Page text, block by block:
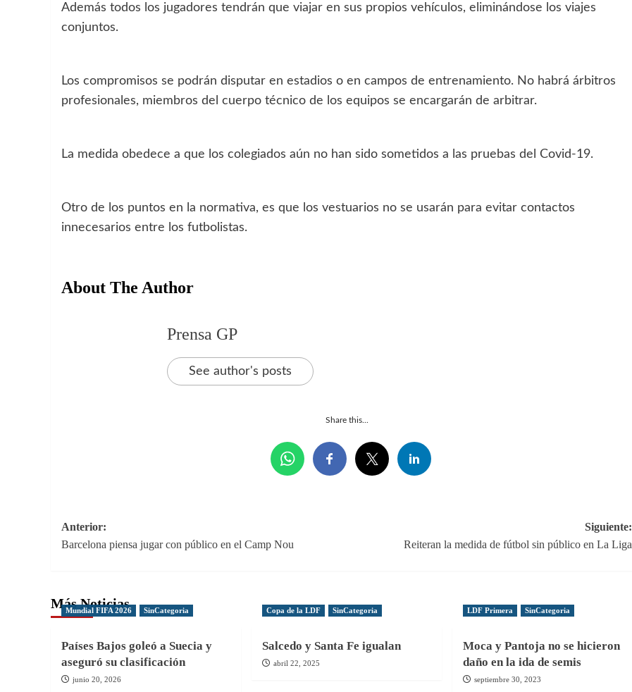
Además todos los jugadores tendrán que viajar en sus propios vehículos, eliminándose los viajes
conjuntos.
Los compromisos se podrán disputar en estadios o en campos de entrenamiento. No habrá árbitros
profesionales, miembros del cuerpo técnico de los equipos se encargarán de arbitrar.
La medida obedece a que los colegiados aún no han sido sometidos a las pruebas del Covid-19.
Otro de los puntos en la normativa, es que los vestuarios no se usarán para evitar contactos
innecesarios entre los futbolistas.
About The Author
Prensa GP
See author's posts
Share this...
Navegación
de
Anterior:
Barcelona piensa jugar con público en el Camp Nou
Siguiente:
Reiteran la medida de fútbol sin público en La Liga
Más Noticias
Mundial FIFA 2026 SinCategoria
Países Bajos goleó a Suecia y
aseguró su clasificación
junio 20, 2026
Copa de la LDF SinCategoria
Salcedo y Santa Fe igualan
abril 22, 2025
LDF Primera SinCategoria
Moca y Pantoja no se hicieron
daño en la ida de semis
septiembre 30, 2023